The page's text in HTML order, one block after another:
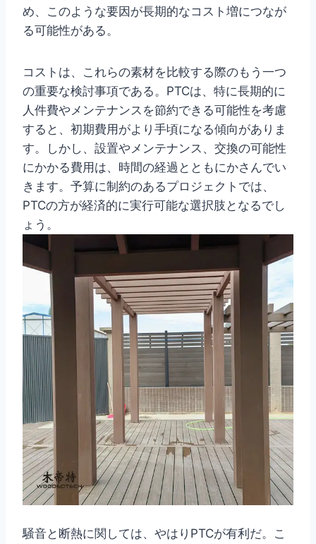
め、このような要因が長期的なコスト増につなが
る可能性がある。
コストは、これらの素材を比較する際のもう一つ
の重要な検討事項である。PTCは、特に長期的に
人件費やメンテナンスを節約できる可能性を考慮
すると、初期費用がより手頃になる傾向がありま
す。しかし、設置やメンテナンス、交換の可能性
にかかる費用は、時間の経過とともにかさんでい
きます。予算に制約のあるプロジェクトでは、
PTCの方が経済的に実行可能な選択肢となるでし
ょう。
騒音と断熱に関しては、やはりPTCが有利だ。こ